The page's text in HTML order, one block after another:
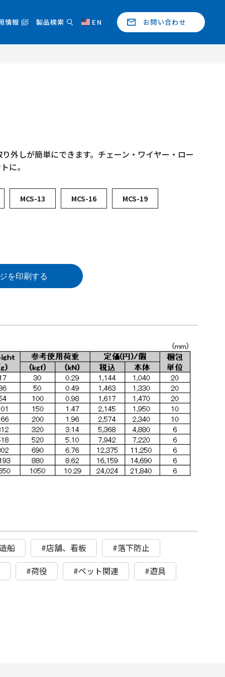
情報 製品検索 EN お問い合わせ
外しが簡単にできます。チェーン・ワイヤー・ロー
に。
MCS-13 MCS-16 MCS-19
を印刷する
船 #店舗、看板
#落下防止
#荷役 #ペット関連 #遊具